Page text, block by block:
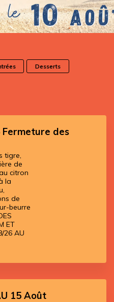
Desserts
des
tigre,
de
citron
la
de
beurre
ET
26 AU
15 Août